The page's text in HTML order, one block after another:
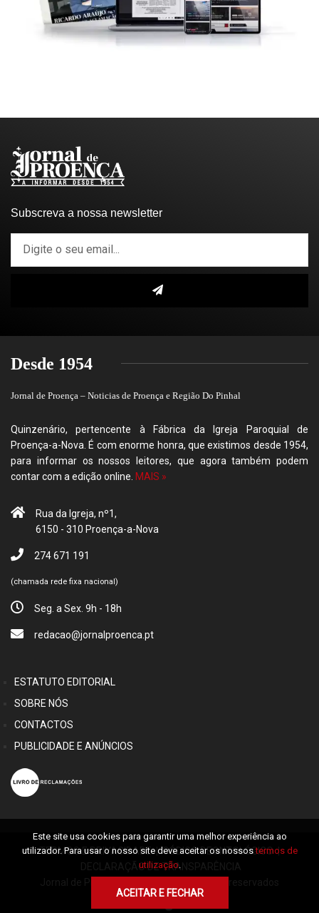
Subscreva a nossa newsletter
Desde 1954
Jornal de Proença – Noticias de Proença e Região Do Pinhal
Quinzenário, pertencente à Fábrica da Igreja Paroquial de
Proença-a-Nova. É com enorme honra, que existimos desde 1954,
para informar os nossos leitores, que agora também podem
contar com a edição online. MAIS »
Rua da Igreja, nº1,
6150 - 310 Proença-a-Nova
274 671 191
(chamada rede fixa nacional)
Seg. a Sex. 9h - 18h
redacao@jornalproenca.pt
ESTATUTO EDITORIAL
SOBRE NÓS
CONTACTOS
PUBLICIDADE E ANÚNCIOS
TERMOS E PRIVACIDADE|CÓDIGO DEONTOLÓGICO|
DECLARAÇÃO DE TRANSPARÊNCIA
Este site usa cookies para garantir uma melhor experiência ao
utilizador. Para usar o nosso site deve aceitar os nossostermos de
utilização.
ACEITAR E FECHAR